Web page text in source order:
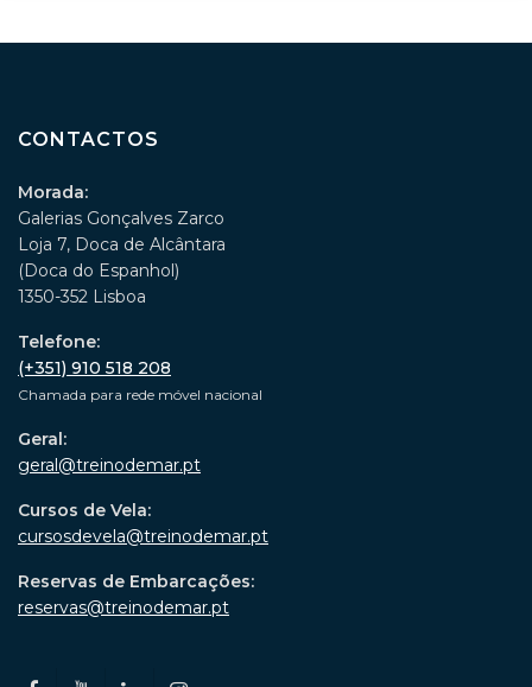
CONTACTOS
Morada:
Galerias Gonçalves Zarco
Loja 7, Doca de Alcântara
(Doca do Espanhol)
1350-352 Lisboa
Telefone:
(+351) 910 518 208
Chamada para rede móvel nacional
Geral:
geral@treinodemar.pt
Cursos de Vela:
cursosdevela@treinodemar.pt
Reservas de Embarcações:
reservas@treinodemar.pt